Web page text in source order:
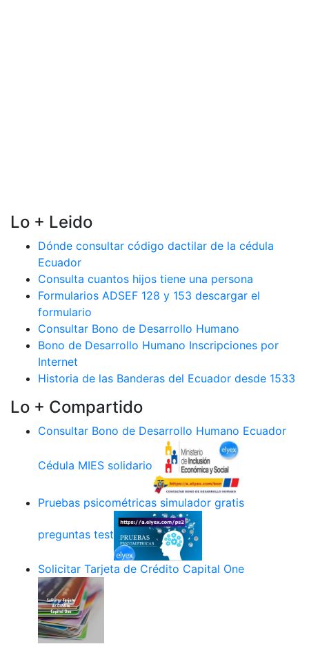
Lo + Leido
Dónde consultar código dactilar de la cédula
Ecuador
Consulta cuantos hijos tiene una persona
Formularios ADSEF 128 y 153 descargar el
formulario
Consultar Bono de Desarrollo Humano
Bono de Desarrollo Humano Inscripciones por
Internet
Historia de las Banderas del Ecuador desde 1533
Lo + Compartido
Consultar Bono de Desarrollo Humano Ecuador
Cédula MIES solidario
Pruebas psicométricas simulador gratis
preguntas test
Solicitar Tarjeta de Crédito Capital One